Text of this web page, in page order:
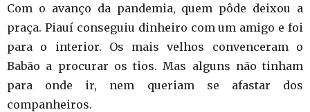
Com o avanço da pandemia, quem pôde deixou a
praça. Piauí conseguiu dinheiro com um amigo e foi
para o interior. Os mais velhos convenceram o
Babão a procurar os tios. Mas alguns não tinham
para onde ir, nem queriam se afastar dos
companheiros.